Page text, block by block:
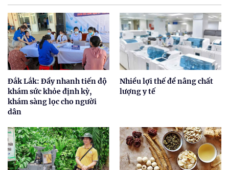
Đắk Lắk: Đẩy nhanh tiến độ
khám sức khỏe định kỳ,
khám sàng lọc cho người
dân
Nhiều lợi thế để nâng chất
lượng y tế